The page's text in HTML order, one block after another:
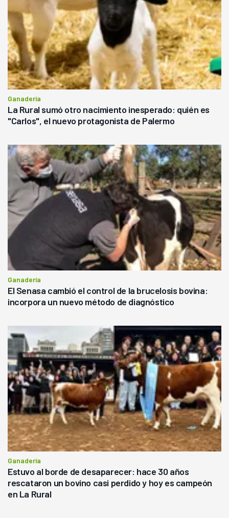
Ganadería
La Rural sumó otro nacimiento inesperado: quién es
"Carlos", el nuevo protagonista de Palermo
Ganadería
El Senasa cambió el control de la brucelosis bovina:
incorpora un nuevo método de diagnóstico
Ganadería
Estuvo al borde de desaparecer: hace 30 años
rescataron un bovino casi perdido y hoy es campeón
en La Rural